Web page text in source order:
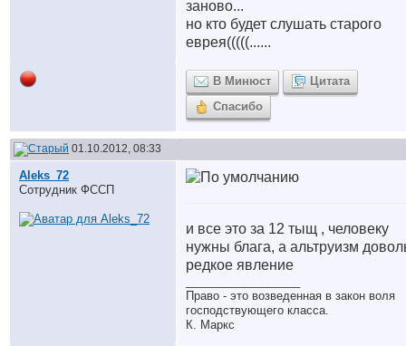
заново...
но кто будет слушать старого
еврея(((((......
В Минюст
Цитата
Спасибо
01.10.2012, 08:33
Aleks_72
Сотрудник ФССП
и все это за 12 тыщ , человеку
нужны блага, а альтруизм
редкое явление
Право - это возведенная в закон воля
господствующего класса.
К. Маркс